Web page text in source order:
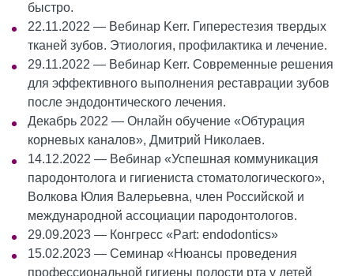
быстро.
22.11.2022 — Вебинар Kerr. Гиперестезия твердых
тканей зубов. Этиология, профилактика и лечение.
29.11.2022 — Вебинар Kerr. Современные решения
для эффективного выполнения реставрации зубов
после эндодонтического лечения.
Декабрь 2022 — Онлайн обучение «Обтурация
корневых каналов», Дмитрий Николаев.
14.12.2022 — Вебинар «Успешная коммуникация
пародонтолога и гигиениста стоматологического»,
Волкова Юлия Валерьевна, член Российской и
международной ассоциации пародонтологов.
29.09.2023 — Конгресс «Part: endodontics»
15.02.2023 — Семинар «Нюансы проведения
профессиональной гигиены полости рта у детей